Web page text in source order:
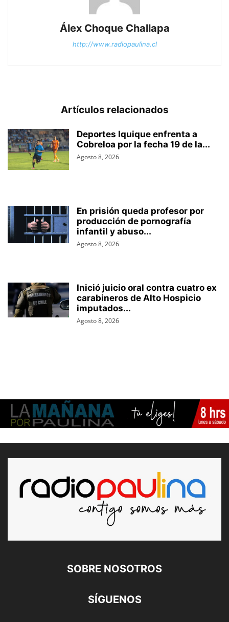
Álex Choque Challapa
http://www.radiopaulina.cl
Artículos relacionados
Deportes Iquique enfrenta a
Cobreloa por la fecha 19 de la...
Agosto 8, 2026
En prisión queda profesor por
producción de pornografía
infantil y abuso...
Agosto 8, 2026
Inició juicio oral contra cuatro ex
carabineros de Alto Hospicio
imputados...
Agosto 8, 2026
SOBRE NOSOTROS
SÍGUENOS